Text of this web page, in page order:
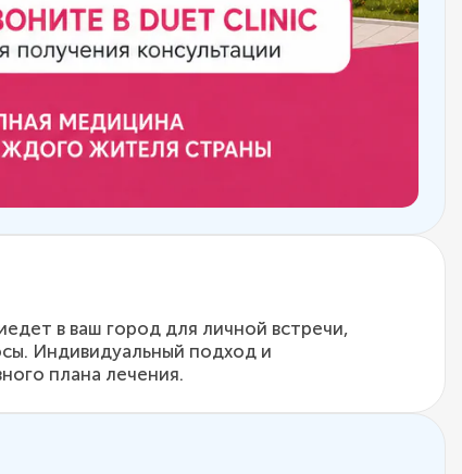
в ваш город для личной встречи,
Индивидуальный подход и
плана лечения.